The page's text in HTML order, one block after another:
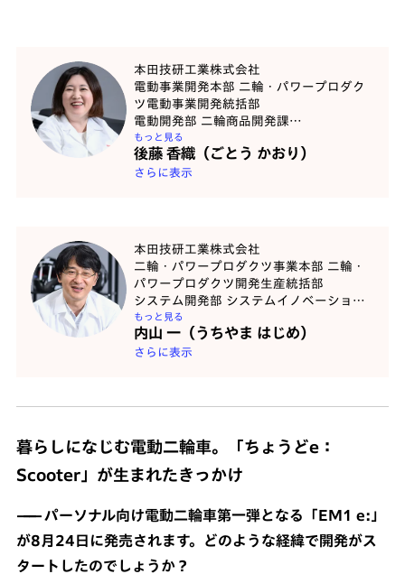
本田技研工業株式会社
電動事業開発本部 二輪・パワープロダク
ツ電動事業開発統括部
電動開発部 二輪商品開発課
アシスタントチーフエンジニア
もっと見る
後藤 香織（ごとう かおり）
さらに表示
本田技研工業株式会社
二輪・パワープロダクツ事業本部 二輪・
パワープロダクツ開発生産統括部
システム開発部 システムイノベーション
課
もっと見る
内山 一（うちやま はじめ）
さらに表示
暮らしになじむ電動二輪車。「ちょうどe：
Scooter」が生まれたきっかけ
パーソナル向け電動二輪車第一弾となる「EM1 e:」
が8月24日に発売されます。どのような経緯で開発がス
タートしたのでしょうか？